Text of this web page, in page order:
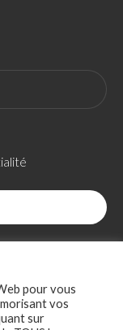
AUX COOKIES
pour vous
vos
sur